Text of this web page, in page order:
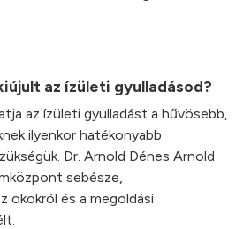
az ízületi gyulladásod?
az ízületi gyulladást a hűvösebb,
ilyenkor hatékonyabb
Dr. Arnold Dénes Arnold
sebésze,
okokról és a megoldási